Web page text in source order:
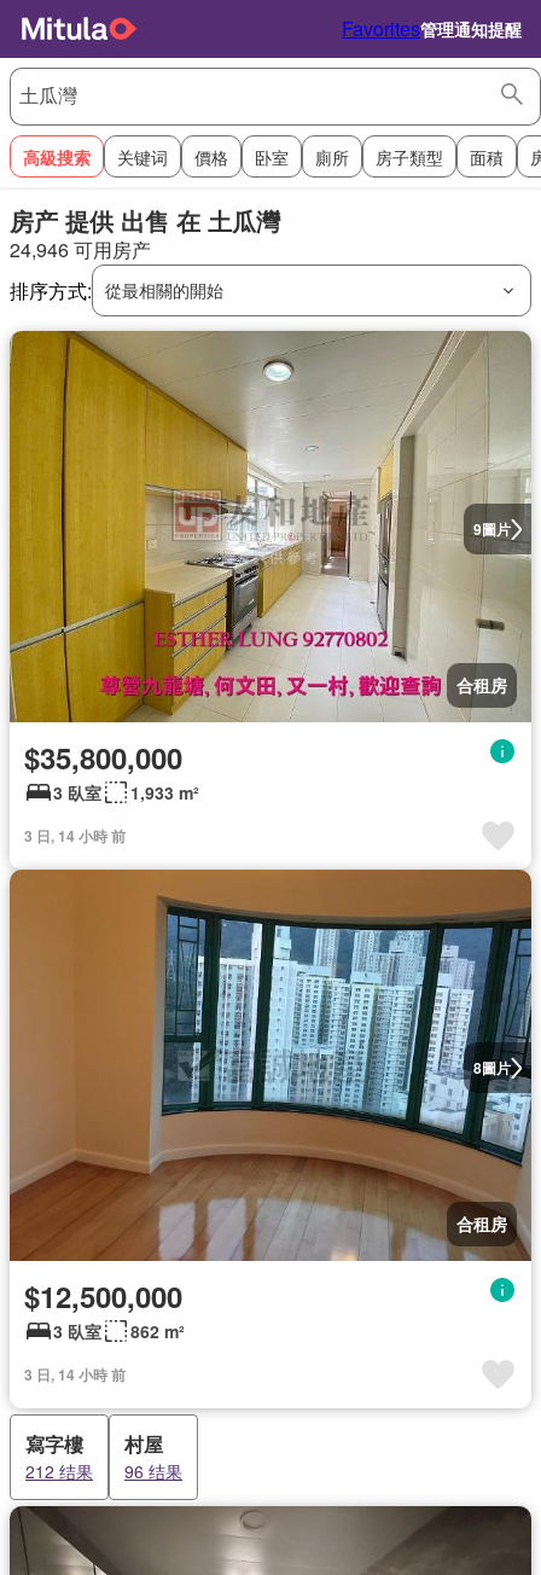
Favorites管理通知提醒
高級搜索 关键词 價格 卧室 廁所 房子類型 面積
房产 提供 出售 在 土瓜灣
24,946 可用房产
排序方式: 從最相關的開始
9圖片
合租房
$35,800,000
3 臥室 1,933 m²
3 日, 14 小時 前
8圖片
合租房
$12,500,000
3 臥室 862 m²
3 日, 14 小時 前
寫字樓
212 结果
村屋
96 结果